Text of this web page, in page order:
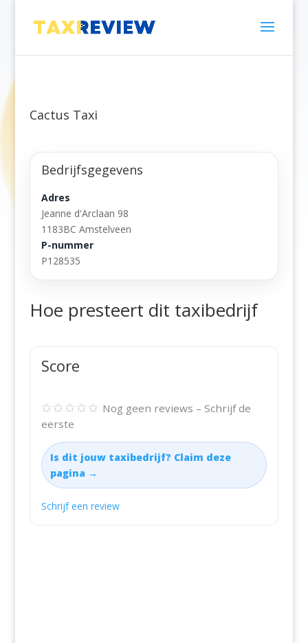
Cactus Taxi
Bedrijfsgegevens
Adres
Jeanne d'Arclaan 98
1183BC Amstelveen
P-nummer
P128535
Hoe presteert dit taxibedrijf
Score
✩✩✩✩✩ Nog geen reviews – Schrijf de
eerste
Is dit jouw taxibedrijf? Claim deze
pagina →
Schrijf een review